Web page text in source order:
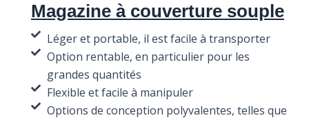
Magazine à couverture souple
Léger et portable, il est facile à transporter
Option rentable, en particulier pour les
grandes quantités
Flexible et facile à manipuler
Options de conception polyvalentes, telles que